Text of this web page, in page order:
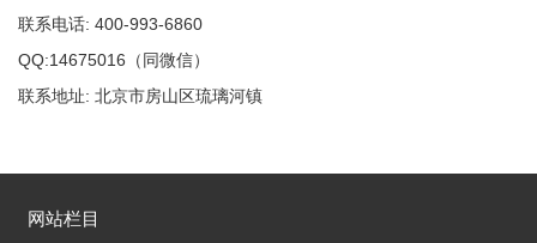
联系电话: 400-993-6860
QQ:14675016（同微信）
联系地址: 北京市房山区琉璃河镇
网站栏目